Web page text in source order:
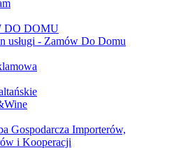
DO DOMU
usługi - Zamów Do Domu
Gospodarcza Importerów,
i Kooperacji